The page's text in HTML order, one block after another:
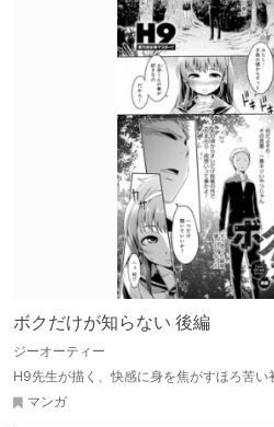
ボクだけが知らない 後編
ジーオーティー
H9先生が描く、快感に身を焦がすほろ苦い
マンガ